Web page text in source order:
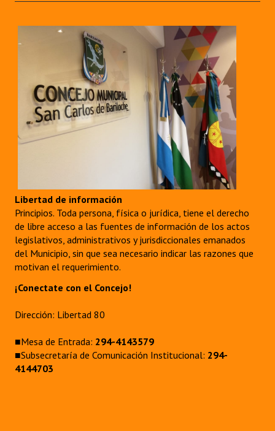
Libertad de información
Principios. Toda persona, física o jurídica, tiene el derecho
de libre acceso a las fuentes de información de los actos
legislativos, administrativos y jurisdiccionales emanados
del Municipio, sin que sea necesario indicar las razones que
motivan el requerimiento.
¡Conectate con el Concejo!
Dirección: Libertad 80
■Mesa de Entrada: 294-4143579
■Subsecretaría de Comunicación Institucional: 294-
4144703